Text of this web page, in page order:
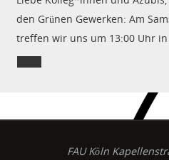
den Grünen Gewerken: Am
treffen wir uns um 13:00 Uhr in
FAU Köln